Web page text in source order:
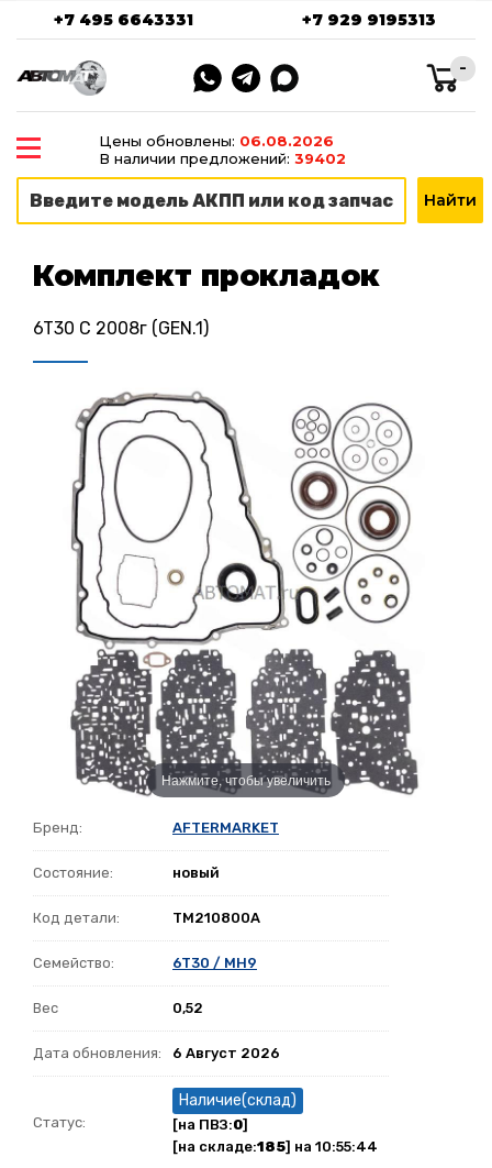
+7 495 6643331 +7 929 9195313
-
Цены обновлены: 06.08.2026
В наличии предложений: 39402
Комплект прокладок
6T30 С 2008г (GEN.1)
Нажмите, чтобы увеличить
Бренд: AFTERMARKET
Состояние: новый
Код детали: TM210800A
Семейство: 6T30 / MH9
Вес 0,52
Дата обновления: 6 Август 2026
Статус:
Наличие(склад)
[на ПВЗ:0]
[на складе:185] на 10:55:44